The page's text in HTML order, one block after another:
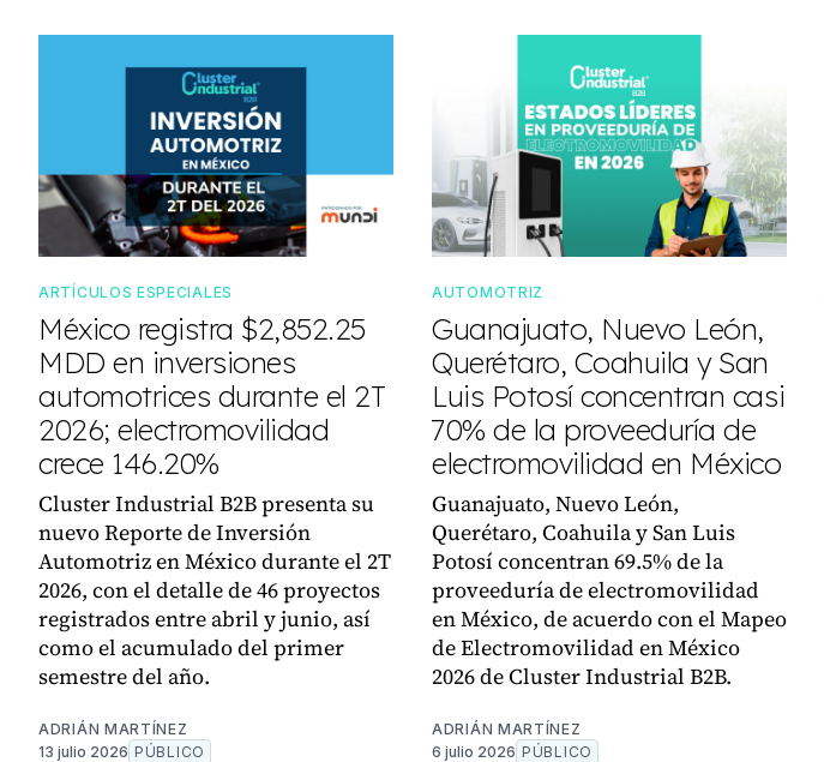
ARTÍCULOS ESPECIALES
México registra $2,852.25
MDD en inversiones
automotrices durante el 2T
2026; electromovilidad
crece 146.20%
Cluster Industrial B2B presenta su
nuevo Reporte de Inversión
Automotriz en México durante el 2T
2026, con el detalle de 46 proyectos
registrados entre abril y junio, así
como el acumulado del primer
semestre del año.
ADRIÁN MARTÍNEZ
13 julio 2026 PÚBLICO
AUTOMOTRIZ
Guanajuato, Nuevo León,
Querétaro, Coahuila y San
Luis Potosí concentran casi
70% de la proveeduría de
electromovilidad en México
Guanajuato, Nuevo León,
Querétaro, Coahuila y San Luis
Potosí concentran 69.5% de la
proveeduría de electromovilidad
en México, de acuerdo con el Mapeo
de Electromovilidad en México
2026 de Cluster Industrial B2B.
ADRIÁN MARTÍNEZ
6 julio 2026 PÚBLICO